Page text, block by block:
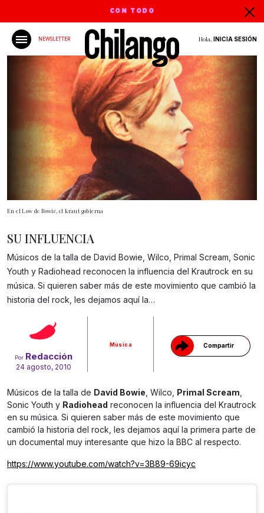
CON TODO
NEWSLETTER Hola, INICIA SESIÓN
En el Low de Bowie, el kraut gobierna
Por Redacción
24 agosto, 2010
Música Compartir
Gracias!
SU INFLUENCIA
Músicos de la talla de David Bowie, Wilco, Primal Scream, Sonic
Youth y Radiohead reconocen la influencia del Krautrock en su
música. Si quieren saber más de este movimiento que cambió la
historia del rock, les dejamos aquí la…
Músicos de la talla de David Bowie, Wilco, Primal Scream,
Sonic Youth y Radiohead reconocen la influencia del Krautrock
en su música. Si quieren saber más de este movimiento que
cambió la historia del rock, les dejamos aquí la primera parte de
un documental muy interesante que hizo la BBC al respecto.
https://www.youtube.com/watch?v=3B89-69icyc